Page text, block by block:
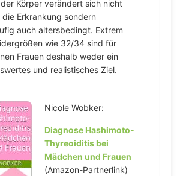
Körper verändert sich nicht
Erkrankung sondern
auch altersbedingt. Extrem
wie 32/34 sind für
Frauen deshalb weder ein
und realistisches Ziel.
Nicole Wobker:
Diagnose Hashimoto-
Thyreoiditis bei
Mädchen und Frauen
(Amazon-Partnerlink)